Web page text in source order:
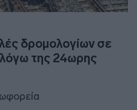
δρομολογίων σε
της 24ωρης